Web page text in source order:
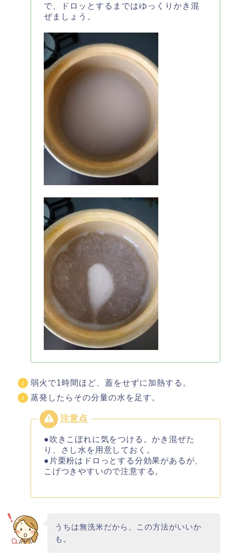
で、ドロッとするまではゆっくりかき混
ぜましょう。
弱火で1時間ほど、蓋をせずに加熱する。
蒸発したらその分量の水を足す。
●吹きこぼれに気をつける。かき混ぜた
り、さし水を用意しておく。
●片栗粉はドロっとする分効果があるが、
こげつきやすいので注意する。
うちは無洗米だから、この方法がいいか
も。